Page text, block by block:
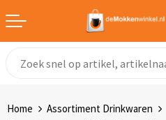
Home Assortiment Drinkwaren